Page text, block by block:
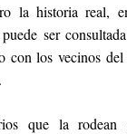
la historia real,
ser
con los vecinos
que la rodean